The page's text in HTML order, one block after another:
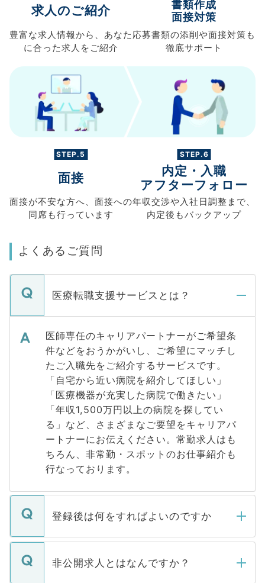
求人のご紹介
豊富な求人情報から、 あなた
に合った求人を ご紹介
書類作成
面接対策
応募書類の添削や面接対策も
徹底サポート
STEP.5
面接
面接が不安な方へ、 面接への
同席も行っています
STEP.6
内定・入職
アフターフォロー
年収交渉や入社日調整まで、
内定後もバックアップ
よくあるご質問
医療転職支援サービスとは？
医師専任のキャリアパートナーがご希望条
件などをおうかがいし、ご希望にマッチし
たご入職先をご紹介するサービスです。
「自宅から近い病院を紹介してほしい」
「医療機器が充実した病院で働きたい」
「年収1,500万円以上の病院を探してい
る」など、さまざまなご要望をキャリアパ
ートナーにお伝えください。常勤求人はも
ちろん、非常勤・スポットのお仕事紹介も
行なっております。
登録後は何をすればよいのですか
ご登録いただきましたら、弊社担当者がご
登録内容を確認し、その後メールもしくは
非公開求人とはなんですか？